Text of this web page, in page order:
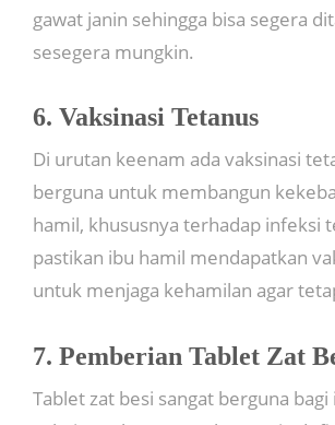
gawat janin sehingga bisa segera
sesegera mungkin.
6. Vaksinasi Tetanus
Di urutan keenam ada vaksinasi
berguna untuk membangun
hamil, khususnya terhadap infeksi
pastikan ibu hamil mendapatkan
untuk menjaga kehamilan agar
7. Pemberian Tablet Zat
Tablet zat besi sangat berguna bagi